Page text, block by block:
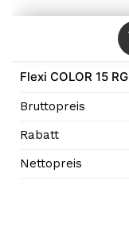
Flexi COLOR 15
Bruttopreis
Rabatt
Nettopreis